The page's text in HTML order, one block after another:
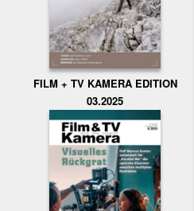
FILM + TV KAMERA EDITION
03.2025